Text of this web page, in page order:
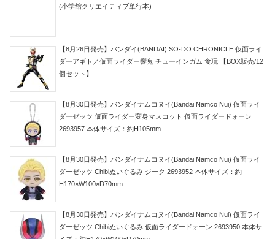
(小学館クリエイティブ単行本)
【8月26日発売】バンダイ(BANDAI) SO-DO CHRONICLE 仮面ライ
ダーアギト／仮面ライダー響鬼 チューインガム 食玩 【BOX販売/12
個セット】
【8月30日発売】バンダイナムコヌイ(Bandai Namco Nui) 仮面ライ
ダーゼッツ 仮面ライダー変身マスコット 仮面ライダードォーン
2693957 本体サイズ：約H105mm
【8月30日発売】バンダイナムコヌイ(Bandai Namco Nui) 仮面ライ
ダーゼッツ Chibiぬいぐるみ ジーク 2693952 本体サイズ：約
H170×W100×D70mm
【8月30日発売】バンダイナムコヌイ(Bandai Namco Nui) 仮面ライ
ダーゼッツ Chibiぬいぐるみ 仮面ライダードォーン 2693950 本体サ